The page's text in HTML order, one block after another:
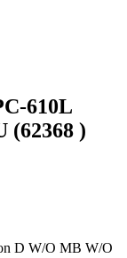
610L
(62368 )
D W/O MB W/O